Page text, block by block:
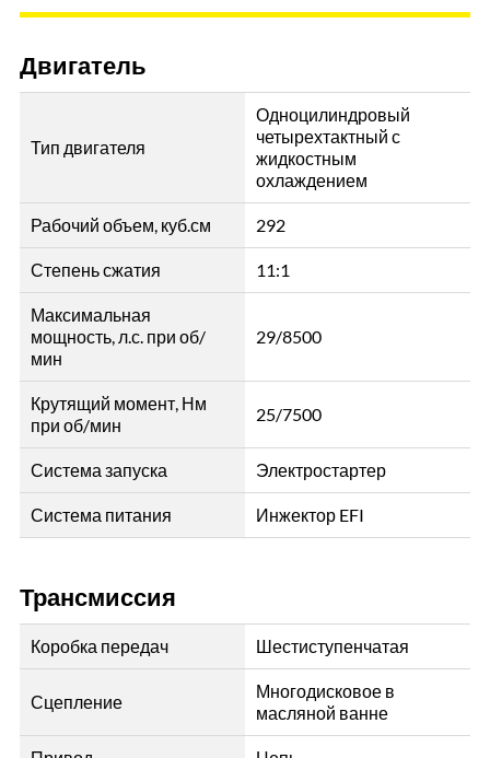
Двигатель
Тип двигателя
Одноцилиндровый
четырехтактный с
жидкостным
охлаждением
Рабочий объем, куб.см 292
Степень сжатия 11:1
Максимальная
мощность, л.с. при об/
мин
29/8500
Крутящий момент, Нм
при об/мин
25/7500
Система запуска Электростартер
Система питания Инжектор EFI
Трансмиссия
Коробка передач Шестиступенчатая
Сцепление
Многодисковое в
масляной ванне